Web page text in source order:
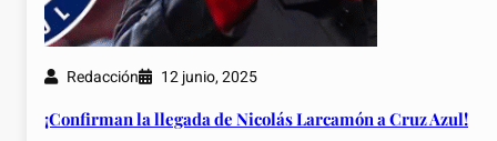
Redacción 12 junio, 2025
¡Confirman la llegada de Nicolás Larcamón a Cruz Azul!